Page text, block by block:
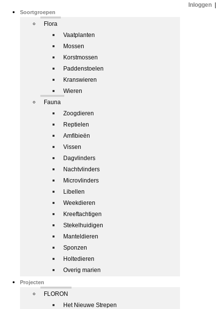
Soortgroepen
Flora
Vaatplanten
Mossen
Korstmossen
Paddenstoelen
Kranswieren
Wieren
Fauna
Zoogdieren
Reptielen
Amfibieën
Vissen
Dagvlinders
Nachtvlinders
Microvlinders
Libellen
Weekdieren
Kreeftachtigen
Stekelhuidigen
Manteldieren
Sponzen
Holtedieren
Overig marien
Projecten
FLORON
Het Nieuwe Strepen
Inloggen